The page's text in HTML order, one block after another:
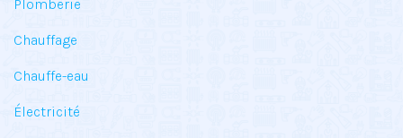
Plomberie
Chauffage
Chauffe-eau
Électricité